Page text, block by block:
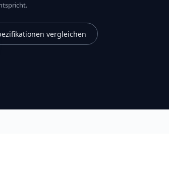
vergleichen